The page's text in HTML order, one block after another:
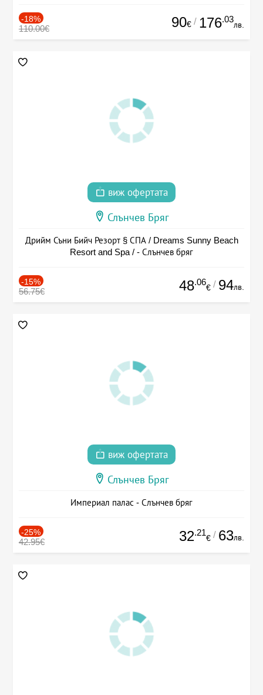
-18%
110.00€ 90€ / 176.03
лв.
виж офертата
Слънчев Бряг
Дрийм Съни Бийч Резорт § СПА / Dreams Sunny Beach
Resort and Spa / - Слънчев бряг
-15%
56.75€ 48.06
€ / 94лв.
виж офертата
Слънчев Бряг
Империал палас - Слънчев бряг
-25%
42.95€ 32.21
€ / 63лв.